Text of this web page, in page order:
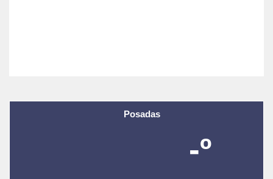
Posadas
-º